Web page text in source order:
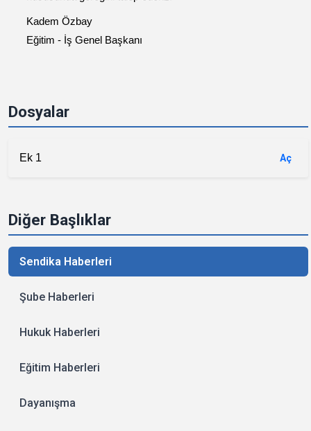
Dosyalar
Ek 1 Aç
Diğer Başlıklar
Sendika Haberleri
Şube Haberleri
Hukuk Haberleri
Eğitim Haberleri
Dayanışma
Kadem Özbay
Eğitim - İş Genel Başkanı